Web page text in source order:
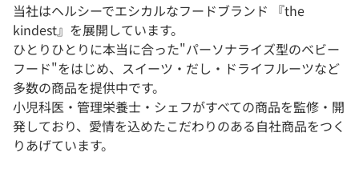
当社はヘルシーでエシカルなフードブランド 『the
kindest』を展開しています。
ひとりひとりに本当に合った"パーソナライズ型のベビー
フード"をはじめ、スイーツ・だし・ドライフルーツなど
多数の商品を提供中です。
小児科医・管理栄養士・シェフがすべての商品を監修・開
発しており、愛情を込めたこだわりのある自社商品をつく
りあげています。